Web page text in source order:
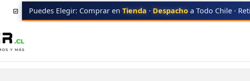
Puedes Elegir: Comprar en Tienda · Despacho a Todo Chile ·
Equipos BROTHER MFC-8690
MFC-8690